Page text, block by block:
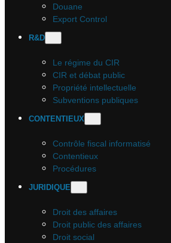
Douane
Export Control
R&D
Le régime du CIR
CIR et débat public
Propriété intellectuelle
Subventions publiques
CONTENTIEUX
Contrôle fiscal informatisé
Contentieux
Procédures
JURIDIQUE
Droit des affaires
Droit public des affaires
Droit social